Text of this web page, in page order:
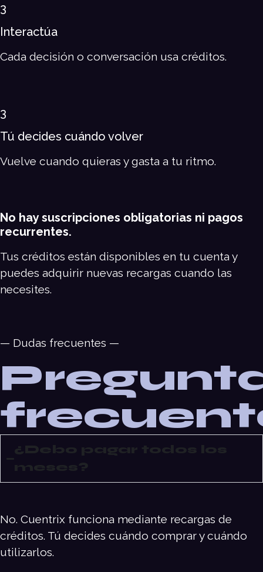
3
Interactúa
Cada decisión o conversación usa créditos.
3
Tú decides cuándo volver
Vuelve cuando quieras y gasta a tu ritmo.
No hay suscripciones obligatorias ni pagos
recurrentes.
Tus créditos están disponibles en tu cuenta y
puedes adquirir nuevas recargas cuando las
necesites.
— Dudas frecuentes —
¿Debo pagar todos los
meses?
No. Cuentrix funciona mediante recargas de
créditos. Tú decides cuándo comprar y cuándo
utilizarlos.